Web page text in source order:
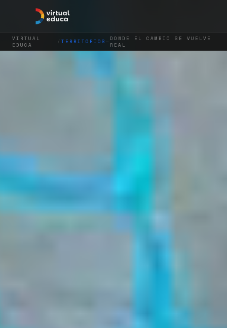
VIRTUAL
EDUCA
/TERRITORIOS—DONDE EL CAMBIO SE VUELVE
REAL